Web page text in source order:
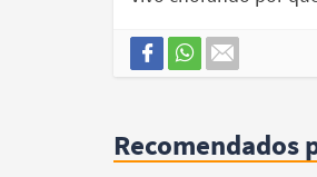
Recomendados